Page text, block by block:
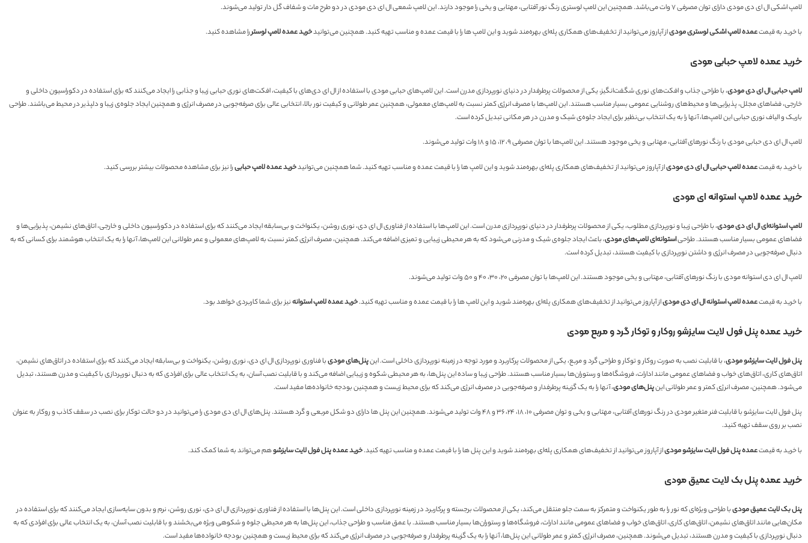
لامپ اشکی ال ای دی مودی دارای توان مصرفی ۷ وات می‌باشد. همچنین این لامپ لوستری رنگ نور آفتابی، مهتابی و یخی را موجود دارند. این لامپ شمعی ال ای دی مودی در دو طرح مات و شفاف گل دار تولید می‌شوند.
با خرید به قیمتعمده لامپ اشکی لوستری مودیاز آپاروز می‌توانید از تخفیف‌های همکاری پله‌ای بهره‌مند شوید و این لامپ ها را با قیمت عمده و مناسب تهیه کنید. همچنین می‌توانیدخرید عمده لامپ لوستررا مشاهده کنید.
خرید عمده لامپ حبابی مودی
لامپ حبابی ال ای دی مودی، با طراحی جذاب و افکت‌های نوری شگفت‌انگیز، یکی از محصولات پرطرفدار در دنیای نورپردازی مدرن است. این لامپ‌های حبابی مودی با استفاده از ال ای دی‌های با کیفیت، افکت‌های نوری حبابی زیبا و جذابی را ایجاد می‌کنند که برای استفاده در دکوراسیون داخلی و
خارجی، فضاهای مجلل، پذیرایی‌ها و محیط‌های روشنایی عمومی بسیار مناسب هستند. این لامپ‌ها با مصرف انرژی کمتر نسبت به لامپ‌های معمولی، همچنین عمر طولانی و کیفیت نور بالا، انتخابی عالی برای صرفه‌جویی در مصرف انرژی و همچنین ایجاد جلوه‌ی زیبا و دلپذیر در محیط می‌باشند. طراحی
باریک و الیاف نوری حبابی این لامپ‌ها، آنها را به یک انتخاب بی‌نظیر برای ایجاد جلوه‌ی شیک و مدرن در هر مکانی تبدیل کرده است.
لامپ ال ای دی حبابی مودی با رنگ نور‌های آفتابی، مهتابی و یخی موجود هستند. این لامپ‌ها با توان مصرفی ۹، ۱۲، ۱۵ و ۱۸ وات تولید می‌شوند.
با خرید به قیمتعمده لامپ حبابی ال ای دی مودیاز آپاروز می‌توانید از تخفیف‌های همکاری پله‌ای بهره‌مند شوید و این لامپ ها را با قیمت عمده و مناسب تهیه کنید. شما همچنین می‌توانیدخرید عمده لامپحبابیرا نیز برای مشاهده محصولات بیشتر بررسی کنید.
خرید عمده لامپ استوانه ای مودی
لامپ استوانه‌ای ال ای دی مودی، با طراحی زیبا و نورپردازی مطلوب، یکی از محصولات پرطرفدار در دنیای نورپردازی مدرن است. این لامپ‌ها با استفاده از فناوری ال ای دی، نوری روشن، یکنواخت و بی‌سابقه ایجاد می‌کنند که برای استفاده در دکوراسیون داخلی و خارجی، اتاق‌های نشیمن، پذیرایی‌ها و
فضاهای عمومی بسیار مناسب هستند. طراحیاستوانه‌ای لامپ‌های مودی، باعث ایجاد جلوه‌ی شیک و مدرنی می‌شود که به هر محیطی زیبایی و تمیزی اضافه می‌کند. همچنین، مصرف انرژی کمتر نسبت به لامپ‌های معمولی و عمر طولانی این لامپ‌ها، آنها را به یک انتخاب هوشمند برای کسانی که به
دنبال صرفه‌جویی در مصرف انرژی و داشتن نورپردازی با کیفیت هستند، تبدیل کرده است.
لامپ ال ای دی استوانه مودی با رنگ نور‌های آفتابی، مهتابی و یخی موجود هستند. این لامپ‌ها با توان مصرفی ۲۰، ۳۰، ۴۰ و ۵۰ وات تولید می‌شوند.
با خرید به قیمتعمده لامپ استوانه ال ای دی مودیاز آپاروز می‌توانید از تخفیف‌های همکاری پله‌ای بهره‌مند شوید و این لامپ ها را با قیمت عمده و مناسب تهیه کنید.خرید عمده لامپ استوانهنیز برای شما کاربردی خواهد بود.
خرید عمده پنل فول لایت سایزشو روکار و توکار گرد و مربع مودی
پنل فول لایت سایزشو مودی، با قابلیت نصب به صورت روکار و توکار و طراحی گرد و مربع، یکی از محصولات پرکاربرد و مورد توجه در زمینه نورپردازی داخلی است. اینپنل‌های مودیبا فناوری نورپردازی ال ای دی، نوری روشن، یکنواخت و بی‌سابقه ایجاد می‌کنند که برای استفاده در اتاق‌های نشیمن،
اتاق‌های کاری، اتاق‌های خواب و فضاهای عمومی مانند ادارات، فروشگاه‌ها و رستوران‌ها بسیار مناسب هستند. طراحی زیبا و ساده این پنل‌ها، به هر محیطی شکوه و زیبایی اضافه می‌کند و با قابلیت نصب آسان، به یک انتخاب عالی برای افرادی که به دنبال نورپردازی با کیفیت و مدرن هستند، تبدیل
می‌شود. همچنین، مصرف انرژی کمتر و عمر طولانی اینپنل‌های مودی، آنها را به یک گزینه پرطرفدار و صرفه‌جویی در مصرف انرژی می‌کند که برای محیط زیست و همچنین بودجه خانواده‌ها مفید است.
پنل فول لایت سایزشو با قابلیت فنر متغیر مودی در رنگ نورهای آفتابی، مهتابی و یخی و توان مصرفی ۱۰، ۱۸، ۲۴، ۳۶ و ۴۸ وات تولید می‌شوند. همچنین این پنل ها دارای دو شکل مربعی و گرد هستند. پنل‌های ال ای دی مودی را می‌توانید در دو حالت توکار برای نصب در سقف کاذب و روکار به عنوان
نصب بر روی سقف تهیه کنید.
با خرید به قیمتعمده پنل فول لایت سایزشو مودیاز آپاروز می‌توانید از تخفیف‌های همکاری پله‌ای بهره‌مند شوید و این پنل ها را با قیمت عمده و مناسب تهیه کنید.خرید عمده پنل فول لایت سایزشوهم می‌تواند به شما کمک کند.
خرید عمده پنل بک لایت عمیق مودی
پنل بک لایت عمیق مودیبا طراحی ویژه‌ای که نور را به طور یکنواخت و متمرکز به سمت جلو منتقل می‌کند، یکی از محصولات برجسته و پرکاربرد در زمینه نورپردازی داخلی است. این پنل‌ها با استفاده از فناوری نورپردازی ال ای دی، نوری روشن، نرم و بدون سایه‌سازی ایجاد می‌کنند که برای استفاده در
مکان‌هایی مانند اتاق‌های نشیمن، اتاق‌های کاری، اتاق‌های خواب و فضاهای عمومی مانند ادارات، فروشگاه‌ها و رستوران‌ها بسیار مناسب هستند. با عمق مناسب و طراحی جذاب، این پنل‌ها به هر محیطی جلوه و شکوهی ویژه می‌بخشند و با قابلیت نصب آسان، به یک انتخاب عالی برای افرادی که به
دنبال نورپردازی با کیفیت و مدرن هستند، تبدیل می‌شوند. همچنین، مصرف انرژی کمتر و عمر طولانی این پنل‌ها، آنها را به یک گزینه پرطرفدار و صرفه‌جویی در مصرف انرژی می‌کند که برای محیط زیست و همچنین بودجه خانواده‌ها مفید است.